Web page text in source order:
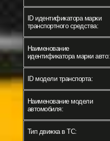
ID идентификатора марки
транспортного средства:
Наименование
идентификатора марки авто:
ID модели транспорта:
Наименование модели
автомобиля:
Тип движка в ТС: